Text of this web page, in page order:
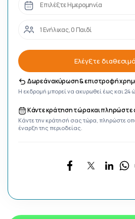
Επιλέξτε Ημερομηνία
1 Ενήλικας, 0 Παιδί
Ελέγξτε
Δωρεάν ακύρωση & επιστροφή
Η εκδρομή μπορεί να ακυρωθεί έως και 24
Κάντε κράτηση τώρα και πληρώστε
Κάντε την κράτησή σας τώρα, πληρώστε
έναρξη της περιοδείας.